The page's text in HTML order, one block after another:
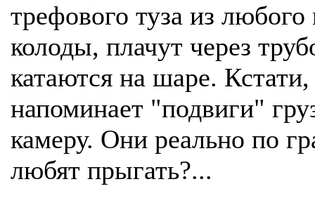
трефового туза из любого
колоды, плачут через
катаются на шаре. Кстати,
напоминает "подвиги"
камеру. Они реально по
любят прыгать?...